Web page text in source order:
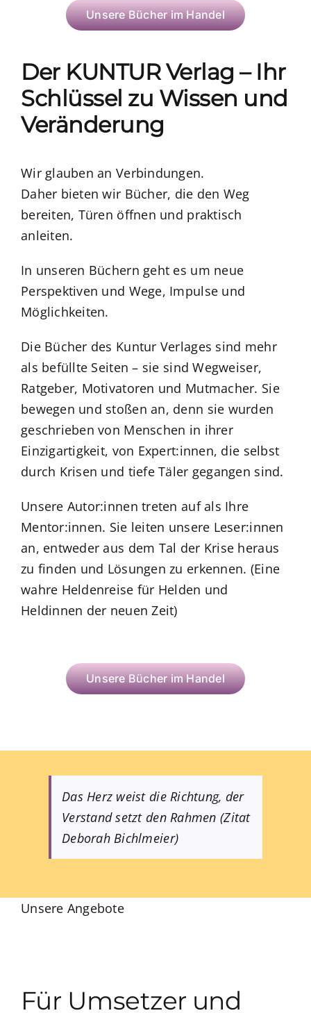
Unsere Bücher im Handel
Der KUNTUR Verlag – Ihr
Schlüssel zu Wissen und
Veränderung
Wir glauben an Verbindungen.
Daher bieten wir Bücher, die den Weg
bereiten, Türen öffnen und praktisch
anleiten.
In unseren Büchern geht es um neue
Perspektiven und Wege, Impulse und
Möglichkeiten.
Die Bücher des Kuntur Verlages sind mehr
als befüllte Seiten – sie sind Wegweiser,
Ratgeber, Motivatoren und Mutmacher. Sie
bewegen und stoßen an, denn sie wurden
geschrieben von Menschen in ihrer
Einzigartigkeit, von Expert:innen, die selbst
durch Krisen und tiefe Täler gegangen sind.
Unsere Autor:innen treten auf als Ihre
Mentor:innen. Sie leiten unsere Leser:innen
an, entweder aus dem Tal der Krise heraus
zu finden und Lösungen zu erkennen. (Eine
wahre Heldenreise für Helden und
Heldinnen der neuen Zeit)
Unsere Bücher im Handel
Das Herz weist die Richtung, der
Verstand setzt den Rahmen (Zitat
Deborah Bichlmeier)
Unsere Angebote
Für Umsetzer und